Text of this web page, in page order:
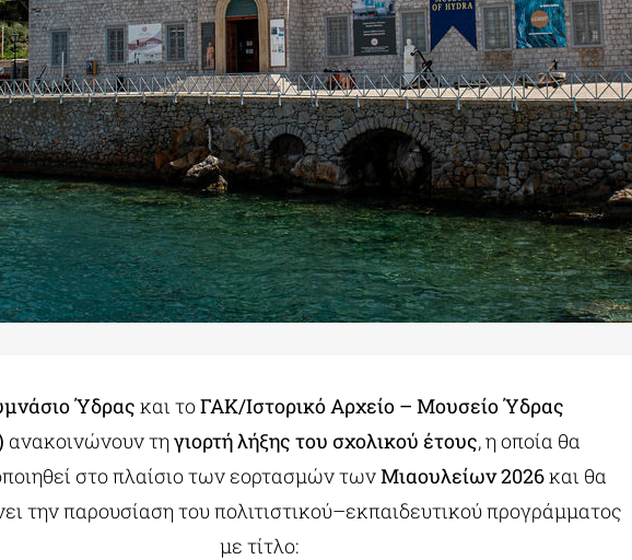
Ύδρας και τοΓΑΚ/Ιστορικό Αρχείο – Μουσείο Ύδρας
ανακοινώνουν τηγιορτή λήξης του σχολικού έτους, η οποία θα
στο πλαίσιο των εορτασμών τωνΜιαουλείων 2026και θα
την παρουσίαση του πολιτιστικού–εκπαιδευτικού προγράμματος
με τίτλο: